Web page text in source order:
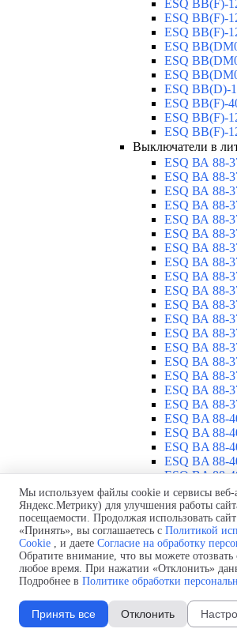
ESQ ВВ(F)-
ESQ ВВ(F)-
ESQ BB(F)-
ESQ
ESQ
ESQ
ESQ BB(D)-
ESQ ВВ(F)-
ESQ ВВ(F)-
ESQ ВВ(F)-
Выключатели в
ESQ ВА 88-
ESQ ВА 88-
ESQ ВА 88-
ESQ ВА 88-
ESQ ВА 88-
ESQ ВА 88-
ESQ ВА 88-
ESQ ВА 88-
ESQ ВА 88-
ESQ ВА 88-
ESQ ВА 88-
ESQ ВА 88-
ESQ ВА 88-
ESQ ВА 88-
ESQ ВА 88-
ESQ ВА 88-
ESQ ВА 88-
ESQ ВА 88-
ESQ BA 88-
ESQ BA 88-
ESQ BA 88-
ESQ BA 88-
ESQ BA 88-
ESQ BA 88-
Воздушные
выключатели ▼
ESQ ВА99-
2500A
ESQ ВА99-
800A
630A
ESQ ВА99-
Мы используем файлы cookie и сервисы веб-
Яндекс.Метрику) для улучшения работы
посещаемости. Продолжая использовать
«Принять», вы соглашаетесь с Политикой
Cookie , и даете Согласие на обработку
Обратите внимание, что вы можете отозвать
любое время. При нажатии «Отклонить»
Подробнее в Политике обработки
Принять все Отклонить